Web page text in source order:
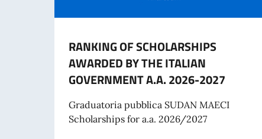
RANKING OF SCHOLARSHIPS
AWARDED BY THE ITALIAN
GOVERNMENT A.A. 2026-2027
Graduatoria pubblica SUDAN MAECI
Scholarships for a.a. 2026/2027